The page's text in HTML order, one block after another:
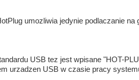
umozliwia jedynie podlaczanie
USB tez jest wpisane "HOT-
urzadzen USB w czasie pracy